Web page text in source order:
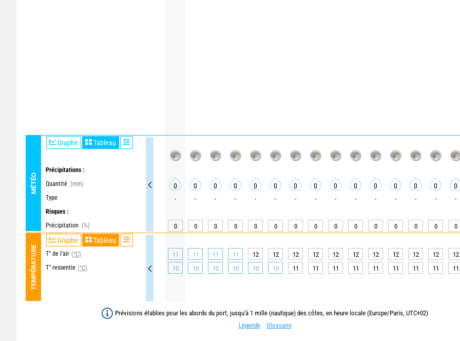
MÉTÉO
Graphe Tableau
Précipitations :
Quantité (mm)
Type
Risques :
Précipitation (%)
TEMPÉRATURE
Graphe Tableau
T° de l'air (°C)
T° ressentie (°C)
0 0 0 0 0 0 0 0 0 0 0 0 0 0 0
- - - - - - - - - - - - - - -
0 0 0 0 0 0 0 0 0 0 0 0 0 0 0
11 11 11 11 12 12 12 12 12 12 12 12 12 12 12
10
10 10 10 10 10 11 11 11 11 11 11 11 11 11
Prévisions établies pour les abords du port, jusqu'à 1 mille (nautique) des côtes, en heure locale (Europe/Paris, UTC+02)
Légende
Glossaire